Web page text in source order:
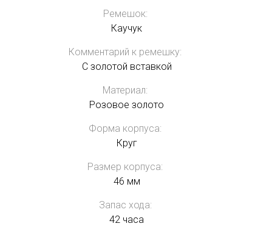
Ремешок:
Каучук
Комментарий к ремешку:
С золотой вставкой
Материал:
Розовое золото
Форма корпуса:
Круг
Размер корпуса:
46 мм
Запас хода:
42 часа